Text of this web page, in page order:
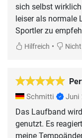
sich selbst
leiser als normale
Sportler zu
Hilfreich •
Schmitti Juni
Das Laufband
genutzt. Es
meine